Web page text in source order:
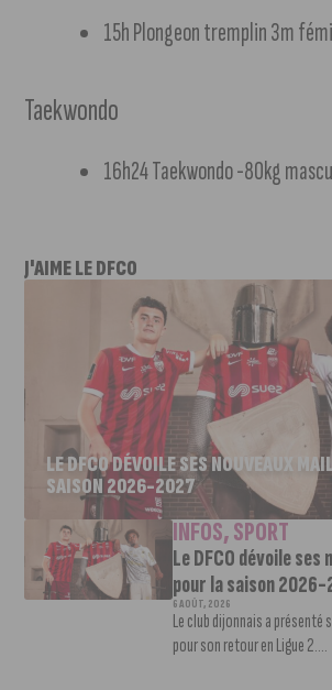
15h Plongeon tremplin 3m
Taekwondo
16h24 Taekwondo -80kg
J'AIME LE DFCO
LE DFCO DÉVOILE SES NOUVEAUX
SAISON 2026-2027
INFOS,SPORT
Le DFCO dévoile
pour la saison
6 AOÛT, 2026
Le club dijonnais a présenté
pour son retour en Ligue 2....